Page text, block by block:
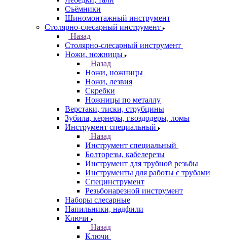
Съёмники
Шиномонтажный инструмент
Столярно-слесарный инструмент
Назад
Столярно-слесарный инструмент
Ножи, ножницы
Назад
Ножи, ножницы
Ножи, лезвия
Скребки
Ножницы по металлу
Верстаки, тиски, струбцины
Зубила, кернеры, гвоздодеры, ломы
Инструмент специальный
Назад
Инструмент специальный
Болторезы, кабелерезы
Инструмент для трубной резьбы
Инструменты для работы с трубами
Специнструмент
Резьбонарезной инструмент
Наборы слесарные
Напильники, надфили
Ключи
Назад
Ключи